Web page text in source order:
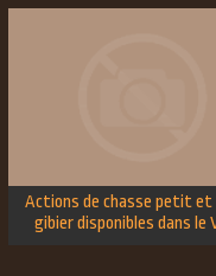
Actions de chasse petit et
gibier disponibles dans le